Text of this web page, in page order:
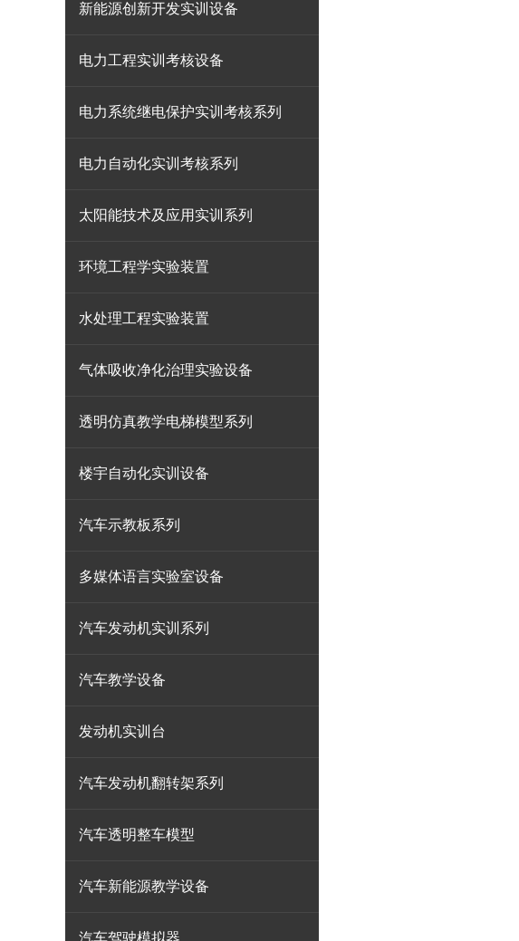
新能源创新开发实训设备
电力工程实训考核设备
电力系统继电保护实训考核系列
电力自动化实训考核系列
太阳能技术及应用实训系列
环境工程学实验装置
水处理工程实验装置
气体吸收净化治理实验设备
透明仿真教学电梯模型系列
楼宇自动化实训设备
汽车示教板系列
多媒体语言实验室设备
汽车发动机实训系列
汽车教学设备
发动机实训台
汽车发动机翻转架系列
汽车透明整车模型
汽车新能源教学设备
汽车驾驶模拟器